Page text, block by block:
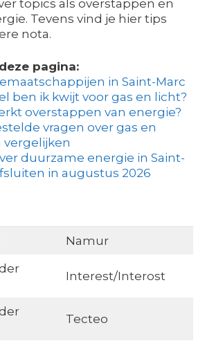
topics als overstappen en
Tevens vind je hier tips
nota.
pagina:
in Saint-Marc
ben ik kwijt voor gas en licht?
overstappen van energie?
vragen over gas en
vergelijken
duurzame energie in Saint-
in augustus 2026
Namur
Interest/Interost
Tecteo